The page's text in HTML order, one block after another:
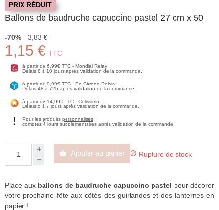
PRIX RÉDUIT
Ballons de baudruche capuccino pastel 27 cm x 50
-70% 3,83 €
1,15 € TTC
à partir de 6,99€ TTC - Mondial Relay
Délais 8 à 10 jours après validation de la commande.
à partir de 9,99€ TTC - En Chrono-Relais.
Délais 48 à 72h après validation de la commande.
à partir de 14,99€ TTC - Colissimo
Délais 5 à 7 jours après validation de la commande.
Pour les produits personnalisés
comptez 4 jours supplémentaires après validation de la commande.
 Ajouter au panier  Rupture de stock
Place aux ballons de baudruche capuccino pastel pour décorer
votre prochaine fête aux côtés des guirlandes et des lanternes en
papier !